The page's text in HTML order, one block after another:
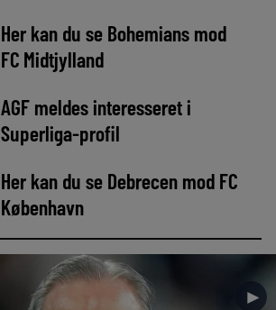
Her kan du se Bohemians mod
FC Midtjylland
AGF meldes interesseret i
Superliga-profil
Her kan du se Debrecen mod FC
København
►